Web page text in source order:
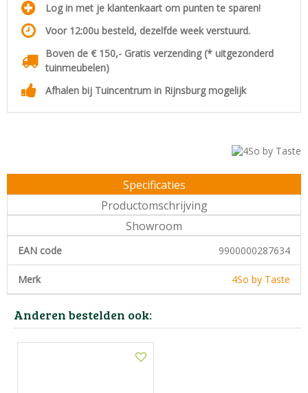
Log in met je klantenkaart om punten te sparen!
Voor 12:00u besteld, dezelfde week verstuurd.
Boven de € 150,- Gratis verzending (* uitgezonderd
tuinmeubelen)
Afhalen bij Tuincentrum in Rijnsburg mogelijk
Specificaties
Productomschrijving
Showroom
EAN code 9900000287634
Merk 4So by Taste
Anderen bestelden ook: